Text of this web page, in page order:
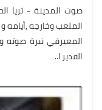
صوت المدينة - ثريا
الملعب وخارجه ,أيامه
المعيرفي نبرة
القدير ا..